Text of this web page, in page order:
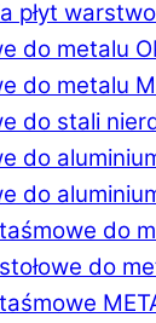
płyt
do metalu
do metalu
do stali
do
do
do
do